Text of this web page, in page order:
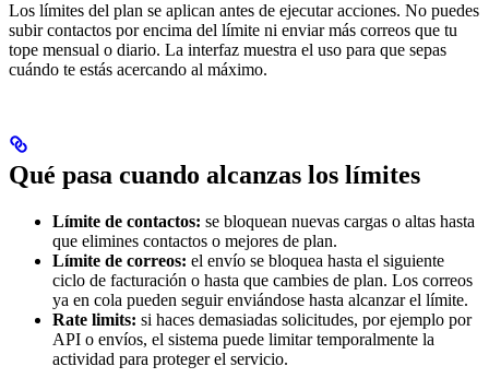
Los límites del plan se aplican antes de ejecutar acciones. No puedes
subir contactos por encima del límite ni enviar más correos que tu
tope mensual o diario. La interfaz muestra el uso para que sepas
cuándo te estás acercando al máximo.
Qué pasa cuando alcanzas los límites
Límite de contactos: se bloquean nuevas cargas o altas hasta
que elimines contactos o mejores de plan.
Límite de correos: el envío se bloquea hasta el siguiente
ciclo de facturación o hasta que cambies de plan. Los correos
ya en cola pueden seguir enviándose hasta alcanzar el límite.
Rate limits: si haces demasiadas solicitudes, por ejemplo por
API o envíos, el sistema puede limitar temporalmente la
actividad para proteger el servicio.